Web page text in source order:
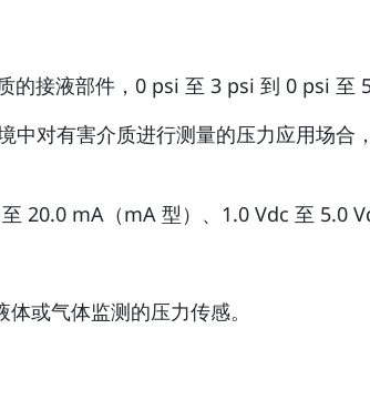
的接液部件，0 psi 至 3 psi 到 0 psi 至
对有害介质进行测量的压力应用场
20.0 mA（mA 型）、1.0 Vdc 至 5.0
或气体监测的压力传感。